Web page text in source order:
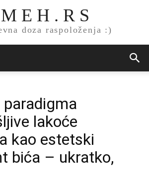
E H . R S
doza raspoloženja :)
lakoće
kao estetski
bića – ukratko,